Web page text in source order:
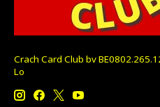
Crach Card Club bv
Lo